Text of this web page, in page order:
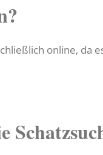
online, da